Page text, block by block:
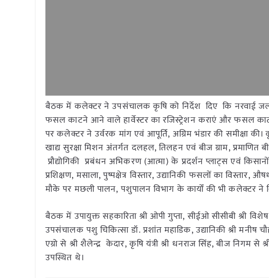
बैठक में कलेक्टर ने उपसंचालक कृषि को निर्देश दिए कि नरवाई जलाने
फसल काटने आने वाले हार्वेस्टर का रजिस्ट्रेशन कराएं और फसल काटने
पर कलेक्टर ने उर्वरक मांग एवं आपूर्ति, अग्रिम भंडार की समीक्षा की।
खाद्य सुरक्षा मिशन अंतर्गत दलहल, तिलहन एवं बीज ग्राम,
प्रौद्योगिकी प्रबंधन अभिकरण (आत्मा) के प्रदर्शन प्लाट्स एवं
प्रशिक्षण, मसाला, पुष्पक्षेत्र विस्तार, उद्यानिकी फसलों का
मौके पर मछली पालन, पशुपालन विभाग के कार्यों की भी कलेक्टर ने
बैठक में उपायुक्त सहकारिता श्री ओपी गुप्ता, सीईओ सीसीबी श्री विशेष
उपसंचालक पशु चिकित्सा डॉ. प्रशांत महाडिक, उद्यानिकी श्री मनीष
एग्रो से श्री शैलेन्द्र केदार, कृषि यंत्री श्री धनराज सिंह, बीज निगम से
उपस्थित थे।